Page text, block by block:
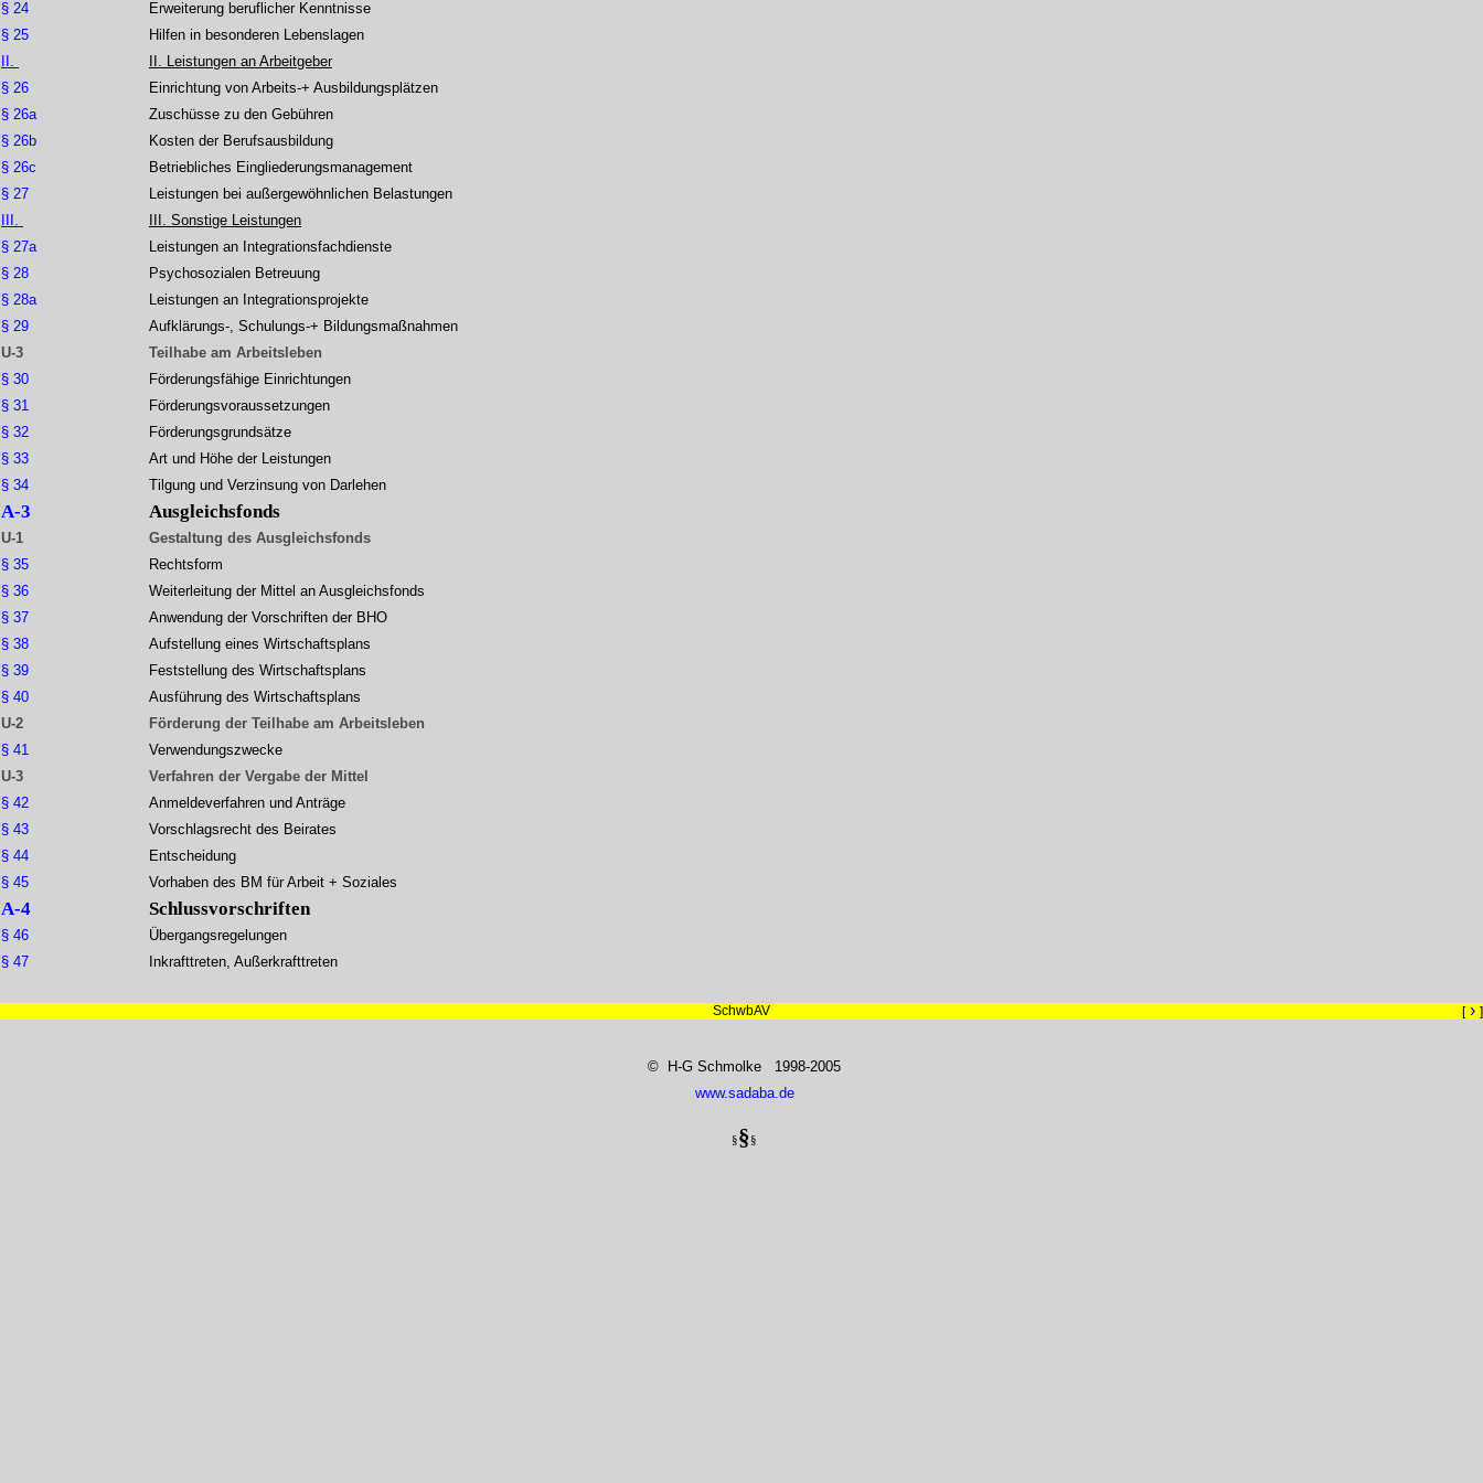
§ 24
§ 25
II.
§ 26
§ 26a
§ 26b
§ 26c
§ 27
III.
§ 27a
§ 28
§ 28a
§ 29
U-3
§ 30
§ 31
§ 32
§ 33
§ 34
A-3
U-1
§ 35
§ 36
§ 37
§ 38
§ 39
§ 40
U-2
§ 41
U-3
§ 42
§ 43
§ 44
§ 45
A-4
§ 46
§ 47
Erweiterung beruflicher Kenntnisse
Hilfen in besonderen Lebenslagen
II. Leistungen an Arbeitgeber
Einrichtung von Arbeits-+ Ausbildungsplätzen
Zuschüsse zu den Gebühren
Kosten der Berufsausbildung
Betriebliches Eingliederungsmanagement
Leistungen bei außergewöhnlichen Belastungen
III. Sonstige Leistungen
Leistungen an Integrationsfachdienste
Psychosozialen Betreuung
Leistungen an Integrationsprojekte
Aufklärungs-, Schulungs-+ Bildungsmaßnahmen
Teilhabe am Arbeitsleben
Förderungsfähige Einrichtungen
Förderungsvoraussetzungen
Förderungsgrundsätze
Art und Höhe der Leistungen
Tilgung und Verzinsung von Darlehen
Ausgleichsfonds
Gestaltung des Ausgleichsfonds
Rechtsform
Weiterleitung der Mittel an Ausgleichsfonds
Anwendung der Vorschriften der BHO
Aufstellung eines Wirtschaftsplans
Feststellung des Wirtschaftsplans
Ausführung des Wirtschaftsplans
Förderung der Teilhabe am Arbeitsleben
Verwendungszwecke
Verfahren der Vergabe der Mittel
Anmeldeverfahren und Anträge
Vorschlagsrecht des Beirates
Entscheidung
Vorhaben des BM für Arbeit + Soziales
Schlussvorschriften
Übergangsregelungen
Inkrafttreten, Außerkrafttreten
SchwbAV [› ]
© H-G Schmolke 1998-2005
www.sadaba.de
§§§